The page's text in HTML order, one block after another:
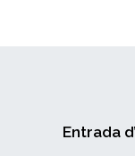
Entrada